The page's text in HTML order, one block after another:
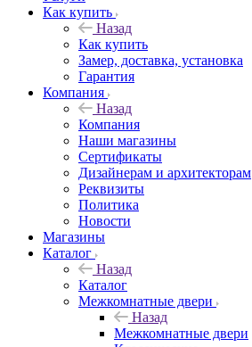
Как купить
Назад
Как купить
Замер, доставка, установка
Гарантия
Компания
Назад
Компания
Наши магазины
Сертификаты
Дизайнерам и архитекторам
Реквизиты
Политика
Новости
Магазины
Каталог
Назад
Каталог
Межкомнатные двери
Назад
Межкомнатные двери